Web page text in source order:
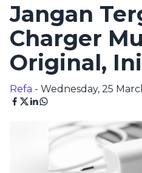
Jangan
Charger
Original,
Refa - Wednesday, 25